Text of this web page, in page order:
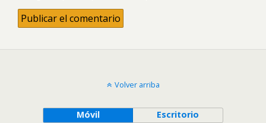
Volver arriba
Móvil Escritorio